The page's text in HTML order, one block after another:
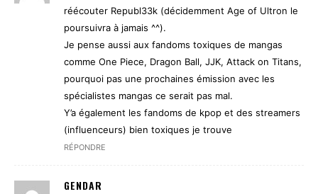
réécouter Republ33k (décidemment Age of Ultron le
poursuivra à jamais ^^).
Je pense aussi aux fandoms toxiques de mangas
comme One Piece, Dragon Ball, JJK, Attack on Titans,
pourquoi pas une prochaines émission avec les
spécialistes mangas ce serait pas mal.
Y’a également les fandoms de kpop et des streamers
(influenceurs) bien toxiques je trouve
RÉPONDRE
GENDAR